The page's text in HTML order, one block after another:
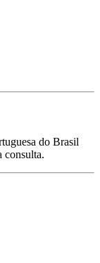
do Brasil
consulta.